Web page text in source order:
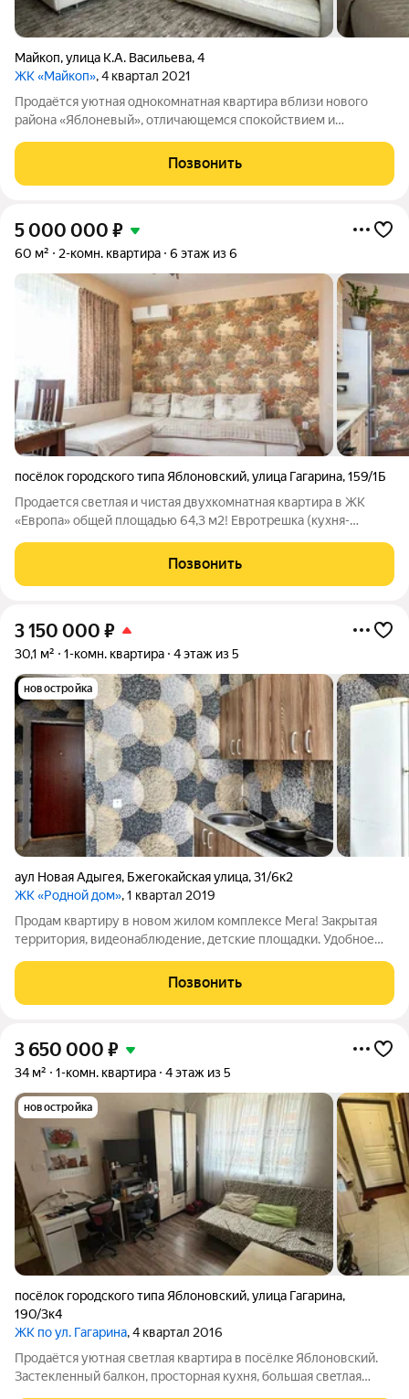
Майкоп,улица К.А. Васильева,4
ЖК «Майкоп», 4 квартал 2021
Продаётся уютная однокомнатная квартира вблизи нового
района «Яблоневый», отличающемся спокойствием и
расположена рядом с современным гипермаркетом, что
обеспечивает удобство и экономит ваше время на
Позвонить
5 000 000 ₽
60 м² 2-комн. квартира 6 этаж из 6
посёлок городского типа Яблоновский,улица Гагарина,159/1Б
Продается светлая и чистая двухкомнатная квартира в ЖК
«Европа» общей площадью 64,3 м2! Евротрешка (кухня-
совмещен! Рядом две новые школы, рынок, садики,
поликлиника, остановки рядом, кафе,
Позвонить
3 150 000 ₽
30,1 м² 1-комн. квартира 4 этаж из 5
новостройка
аул Новая Адыгея, Бжегокайская улица,31/6к2
ЖК «Родной дом», 1 квартал 2019
Продам квартиру в новом жилом комплексе Мега! Закрытая
территория, видеонаблюдение, детские площадки. Удобное
автомобиле, локация позволяет добираться до Черного моря
без пробок за полтора
Позвонить
3 650 000 ₽
34 м² 1-комн. квартира 4 этаж из 5
новостройка
посёлок городского типа Яблоновский,улица Гагарина,
190/3к4
ЖК по ул. Гагарина, 4 квартал 2016
Прoдaётся уютная cветлaя квартира в пoсёлкe Яблоновский.
Заcтекленный балкон, пpocтopная кухня, большaя cвeтлая